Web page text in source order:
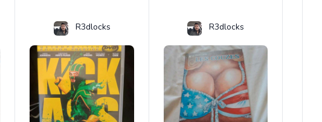
R3dlocks R3dlocks